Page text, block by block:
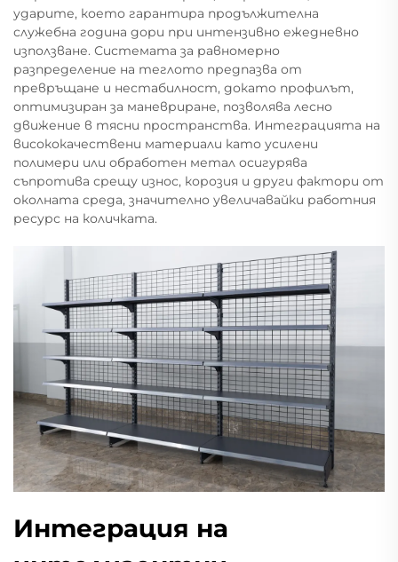
ударите, което гарантира продължителна
служебна година дори при интензивно ежедневно
използване. Системата за равномерно
разпределение на теглото предпазва от
превръщане и нестабилност, докато профилът,
оптимизиран за маневриране, позволява лесно
движение в тясни пространства. Интеграцията на
висококачествени материали като усилени
полимери или обработен метал осигурява
съпротива срещу износ, корозия и други фактори от
околната среда, значително увеличавайки работния
ресурс на количката.
Интеграция на